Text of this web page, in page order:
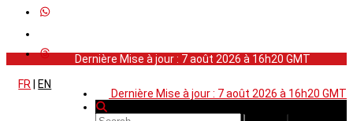
Dernière Mise à jour : 7 août 2026 à 16h20 GMT
Dernière Mise à jour : 7 août 2026 à 16h20 GMT
FR
EN